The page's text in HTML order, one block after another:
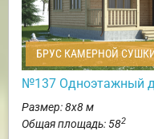
БРУС КАМЕРНОЙ
№137 Одноэтажный
Размер: 8х8 м
Общая площадь: 582